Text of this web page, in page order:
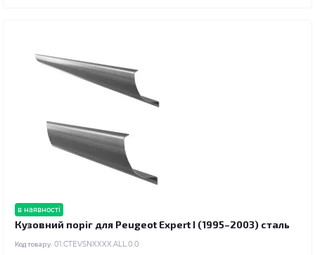
в наявності
Кузовний поріг для Peugeot Expert I (1995–2003) сталь
Код товару: 01.CTEVSNXXXX.ALL.0.0